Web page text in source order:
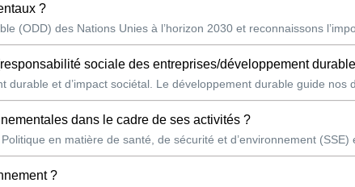
?
(ODD) des Nations Unies à l’horizon 2030 et reconnaissons
sociale des entreprises/développement durable) ? Des
et d’impact sociétal. Le développement durable guide nos
dans le cadre de ses activités ?
en matière de santé, de sécurité et d’environnement (SSE)
?